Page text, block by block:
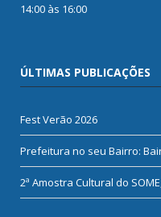
14:00 às 16:00
ÚLTIMAS PUBLICAÇÕES
Fest Verão 2026
Prefeitura no seu Bairro:
2ª Amostra Cultural do